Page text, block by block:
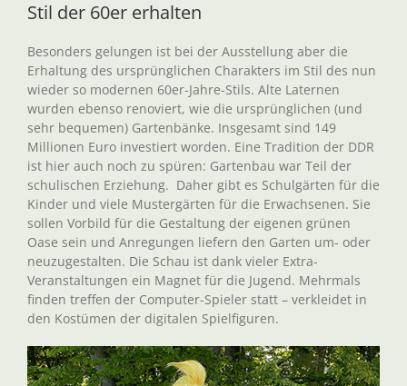
Stil der 60er erhalten
Besonders gelungen ist bei der Ausstellung aber die
Erhaltung des ursprünglichen Charakters im Stil des nun
wieder so modernen 60er-Jahre-Stils. Alte Laternen
wurden ebenso renoviert, wie die ursprünglichen (und
sehr bequemen) Gartenbänke. Insgesamt sind 149
Millionen Euro investiert worden. Eine Tradition der DDR
ist hier auch noch zu spüren: Gartenbau war Teil der
schulischen Erziehung. Daher gibt es Schulgärten für die
Kinder und viele Mustergärten für die Erwachsenen. Sie
sollen Vorbild für die Gestaltung der eigenen grünen
Oase sein und Anregungen liefern den Garten um- oder
neuzugestalten. Die Schau ist dank vieler Extra-
Veranstaltungen ein Magnet für die Jugend. Mehrmals
finden treffen der Computer-Spieler statt – verkleidet in
den Kostümen der digitalen Spielfiguren.